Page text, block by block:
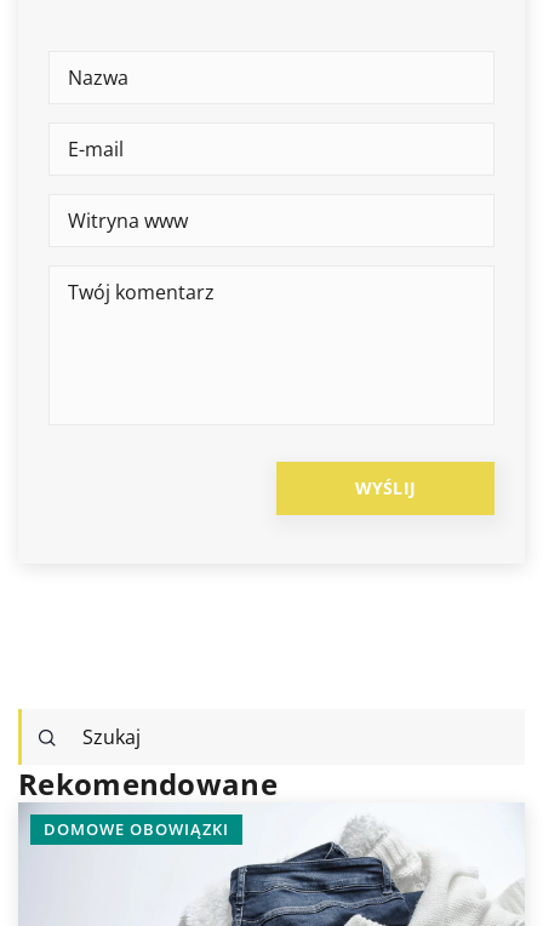
Rekomendowane
DOMOWE OBOWIĄZKI